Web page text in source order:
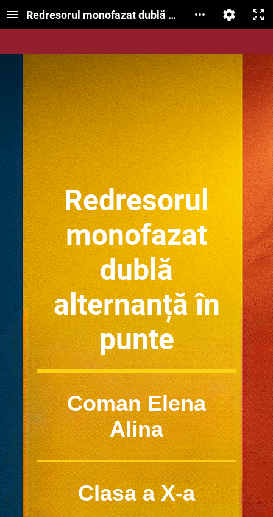
Redresorul monofazat dublă alternanță în punte
Redresorul
monofazat
dublă
alternanță în
punte
Coman Elena
Alina
Clasa a X-a